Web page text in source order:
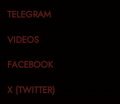
TELEGRAM
VIDEOS
FACEBOOK
X (TWITTER)